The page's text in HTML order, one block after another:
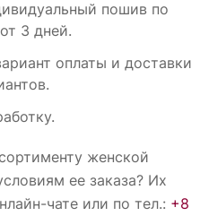
пошив по
3 дней.
оплаты и доставки
женской
ее заказа? Их
чате или по тел.: +8